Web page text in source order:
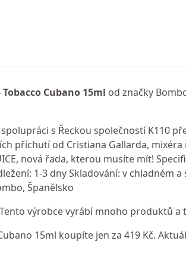
Cubano 15ml od značky
s Řeckou společností K110
příchutí od Cristiana Gallarda,
nová řada, kterou musíte mít!
1-3 dny Skladování: v chladném
Španělsko
výrobce vyrábí mnoho produktů
15ml koupíte jen za 419 Kč.